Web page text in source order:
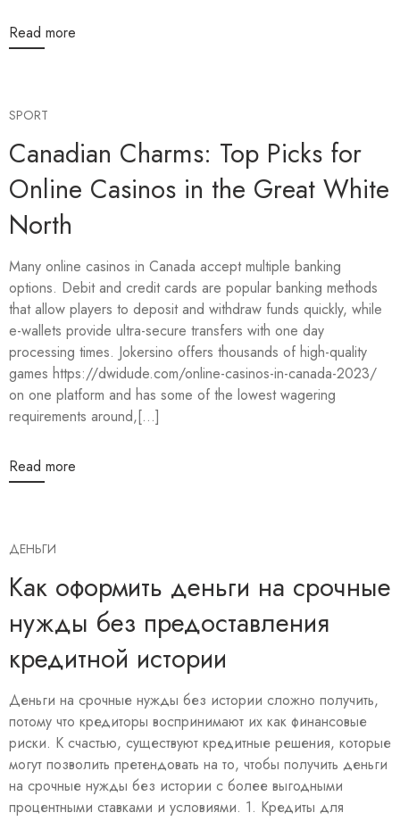
Read more
SPORT
Canadian Charms: Top Picks for
Online Casinos in the Great White
North
Many online casinos in Canada accept multiple banking
options. Debit and credit cards are popular banking methods
that allow players to deposit and withdraw funds quickly, while
e-wallets provide ultra-secure transfers with one day
processing times. Jokersino offers thousands of high-quality
games https://dwidude.com/online-casinos-in-canada-2023/
on one platform and has some of the lowest wagering
requirements around,[...]
Read more
ДЕНЬГИ
Как оформить деньги на срочные
нужды без предоставления
кредитной истории
Деньги на срочные нужды без истории сложно получить,
потому что кредиторы воспринимают их как финансовые
риски. К счастью, существуют кредитные решения, которые
могут позволить претендовать на то, чтобы получить деньги
на срочные нужды без истории с более выгодными
процентными ставками и условиями. 1. Кредиты для